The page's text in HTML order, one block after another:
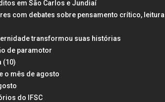
em São Carlos e Jundiaí
com debates sobre pensamento crítico,
transformou suas histórias
de paramotor
(10)
o mês de agosto
do IFSC